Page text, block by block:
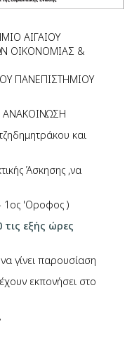
ΟΙΚΟΝΟΜΙΑΣ &
ΠΑΝΕΠΙΣΤΗΜΙΟΥ
ΑΝΑΚΟΙΝΩΣΗ
και
Άσκησης ,να
1ος 'Οροφος )
εξής ώρες
γίνει παρουσίαση
εκπονήσει στο